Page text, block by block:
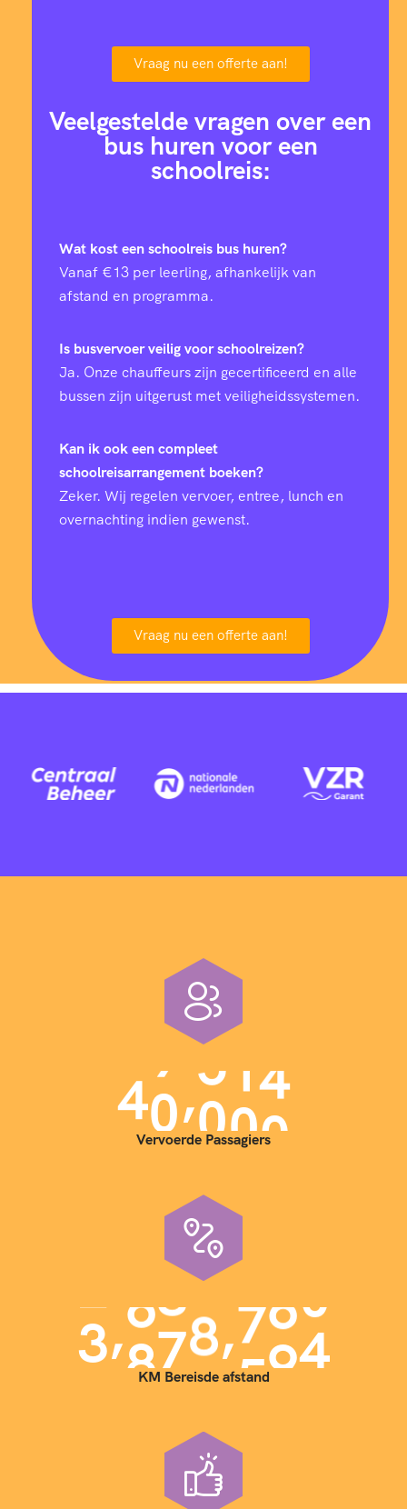
Vraag nu een offerte aan!
Veelgestelde vragen over een
bus huren voor een
schoolreis:
Wat kost een schoolreis bus huren?
Vanaf €13 per leerling, afhankelijk van
afstand en programma.
Is busvervoer veilig voor schoolreizen?
Ja. Onze chauffeurs zijn gecertificeerd en alle
bussen zijn uitgerust met veiligheidssystemen.
Kan ik ook een compleet
schoolreisarrangement boeken?
Zeker. Wij regelen vervoer, entree, lunch en
overnachting indien gewenst.
Vraag nu een offerte aan!
40,000
Vervoerde Passagiers
3,900,000
KM Bereisde afstand